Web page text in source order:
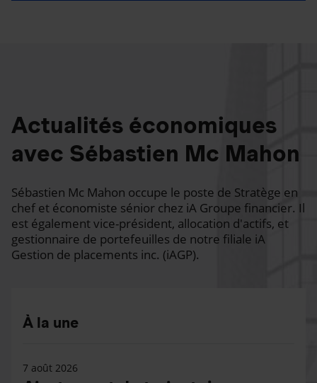
Actualités économiques
avec Sébastien Mc Mahon
Sébastien Mc Mahon occupe le poste de Stratège en
chef et économiste sénior chez iA Groupe financier. Il
est également vice-président, allocation d'actifs, et
gestionnaire de portefeuilles de notre filiale iA
Gestion de placements inc. (iAGP).
À la une
7 août 2026